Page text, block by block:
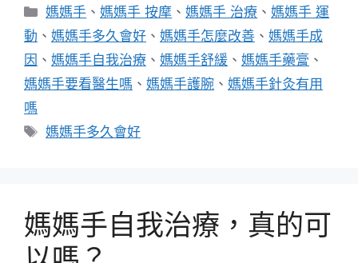
分
類
媽媽手 、媽媽手 按摩 、媽媽手 治療 、媽媽手 運
動 、 媽媽手多久會好 、 媽媽手怎麼改善 、 媽媽手成
因 、 媽媽手自我治療 、 媽媽手舒緩 、 媽媽手藥膏 、
媽媽手要看醫生嗎 、 媽媽手護腕 、 媽媽手針灸有用
嗎
標
媽媽手多久會好
媽媽手自我治療，真的可